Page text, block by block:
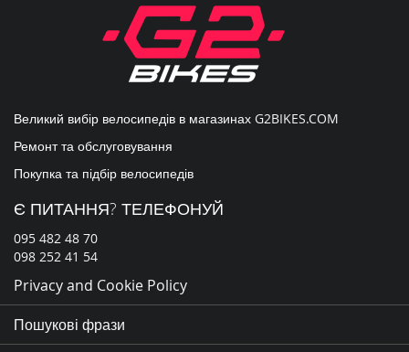
Великий вибір велосипедів в магазинах G2BIKES.COM
Ремонт та обслуговування
Покупка та підбір велосипедів
Є ПИТАННЯ? ТЕЛЕФОНУЙ
095 482 48 70
098 252 41 54
Privacy and Cookie Policy
Пошукові фрази